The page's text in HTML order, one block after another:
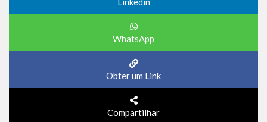
WhatsApp
Obter um Link
Compartilhar